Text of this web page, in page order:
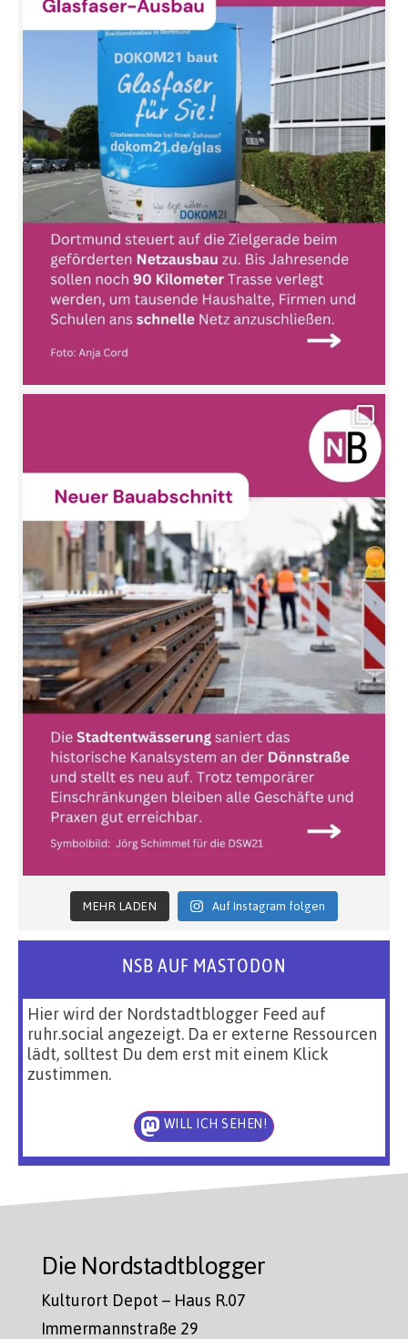
MEHR LADEN Auf Instagram folgen
NSB AUF MASTODON
Hier wird der Nordstadtblogger Feed auf
ruhr.social angezeigt. Da er externe Ressourcen
lädt, solltest Du dem erst mit einem Klick
zustimmen.
WILL ICH SEHEN!
Die Nordstadtblogger
Kulturort Depot – Haus R.07
Immermannstraße 29